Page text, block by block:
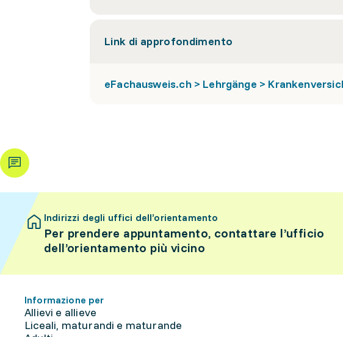
Link di approfondimento
eFachausweis.ch > Lehrgänge >
Indirizzi degli uffici dell’orientamento
Per prendere appuntamento, contattare l’ufficio
dell’orientamento più vicino
Informazione per
Allievi e allieve
Liceali, maturandi e maturande